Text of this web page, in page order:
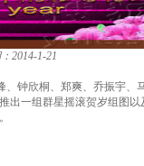
2014-1-21
钟欣桐、郑爽、乔振宇、
一组群星摇滚贺岁组图